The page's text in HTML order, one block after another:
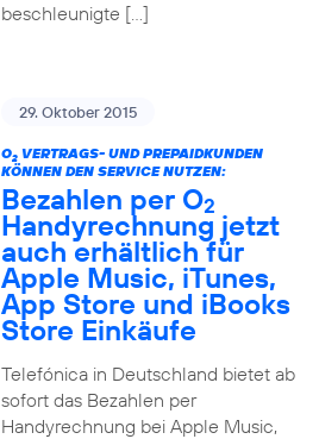
beschleunigte […]
29. Oktober 2015
O2VERTRAGS- UND PREPAIDKUNDEN
KÖNNEN DEN SERVICE NUTZEN:
Bezahlen per O2
Handyrechnung jetzt
auch erhältlich für
Apple Music, iTunes,
App Store und iBooks
Store Einkäufe
Telefónica in Deutschland bietet ab
sofort das Bezahlen per
Handyrechnung bei Apple Music,